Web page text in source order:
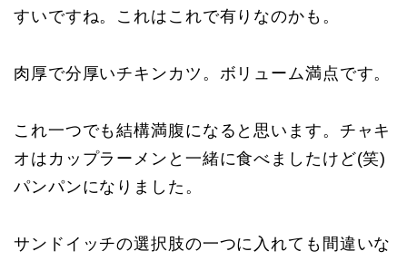
すいですね。これはこれで有りなのかも。
肉厚で分厚いチキンカツ。ボリューム満点です。
これ一つでも結構満腹になると思います。チャキ
オはカップラーメンと一緒に食べましたけど(笑)
パンパンになりました。
サンドイッチの選択肢の一つに入れても間違いな